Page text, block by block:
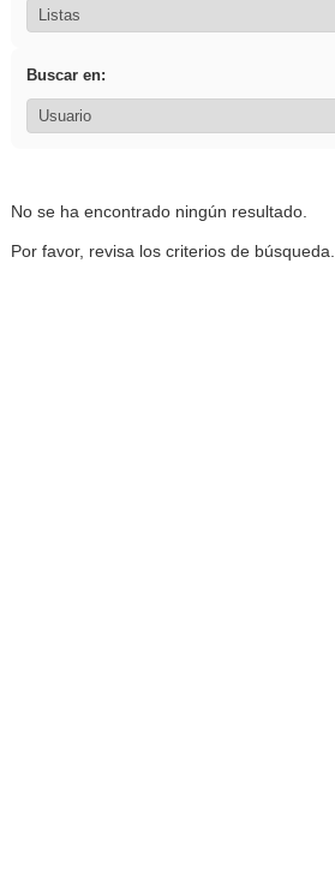
Buscar en:
No se ha encontrado ningún resultado.
Por favor, revisa los criterios de búsqueda.